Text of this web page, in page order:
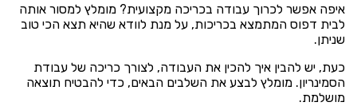
איפה אפשר לכרוך עבודה בכריכה מקצועית? מומלץ למסור אותה
לבית דפוס המתמצא בכריכות, על מנת לוודא שהיא תצא הכי טוב
שניתן.
כעת, יש להבין איך להכין את העבודה, לצורך כריכה של עבודת
הסמינריון. מומלץ לבצע את השלבים הבאים, כדי להבטיח תוצאה
מושלמת.